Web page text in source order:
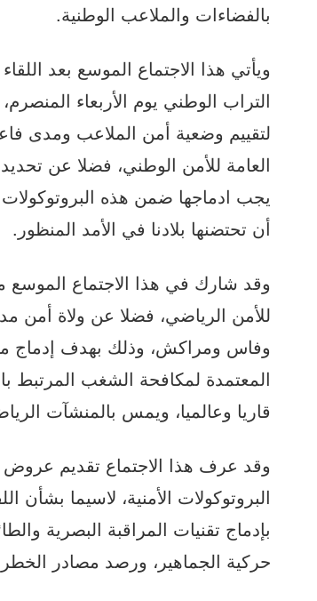
بالفضاءات والملاعب الوطنية.
ويأتي هذا الاجتماع الموسع بعد
التراب الوطني يوم الأربعاء
لتقييم وضعية أمن الملاعب ومدى
العامة للأمن الوطني، فضلا عن
يجب ادماجها ضمن هذه
أن تحتضنها بلادنا في الأمد المنظور.
وقد شارك في هذا الاجتماع الموسع
للأمن الرياضي، فضلا عن ولاة أمن
وفاس ومراكش، وذلك بهدف إدماج
المعتمدة لمكافحة الشغب المرتبط
قاريا وعالميا، ويمس بالمنشآت
وقد عرف هذا الاجتماع تقديم
البروتوكولات الأمنية، لاسيما بشأن
بإدماج تقنيات المراقبة البصرية
حركية الجماهير، ورصد مصادر